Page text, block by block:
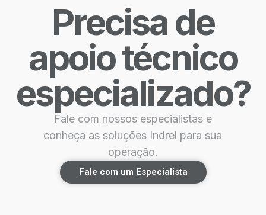
Precisa de
apoio técnico
especializado?
Fale com nossos especialistas e
conheça as soluções Indrel para sua
operação.
Fale com um Especialista